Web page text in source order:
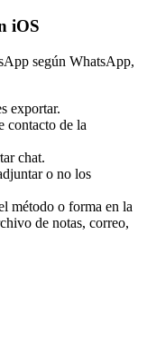
iOS
según WhatsApp,
exportar.
contacto de la
chat.
o no los
método o forma en la
de notas, correo,